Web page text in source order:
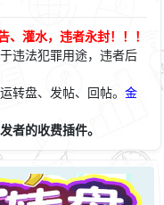
灌水，违者永封！！！
违法犯罪用途，违者后
转盘、发帖、回帖。 金
者的收费插件。